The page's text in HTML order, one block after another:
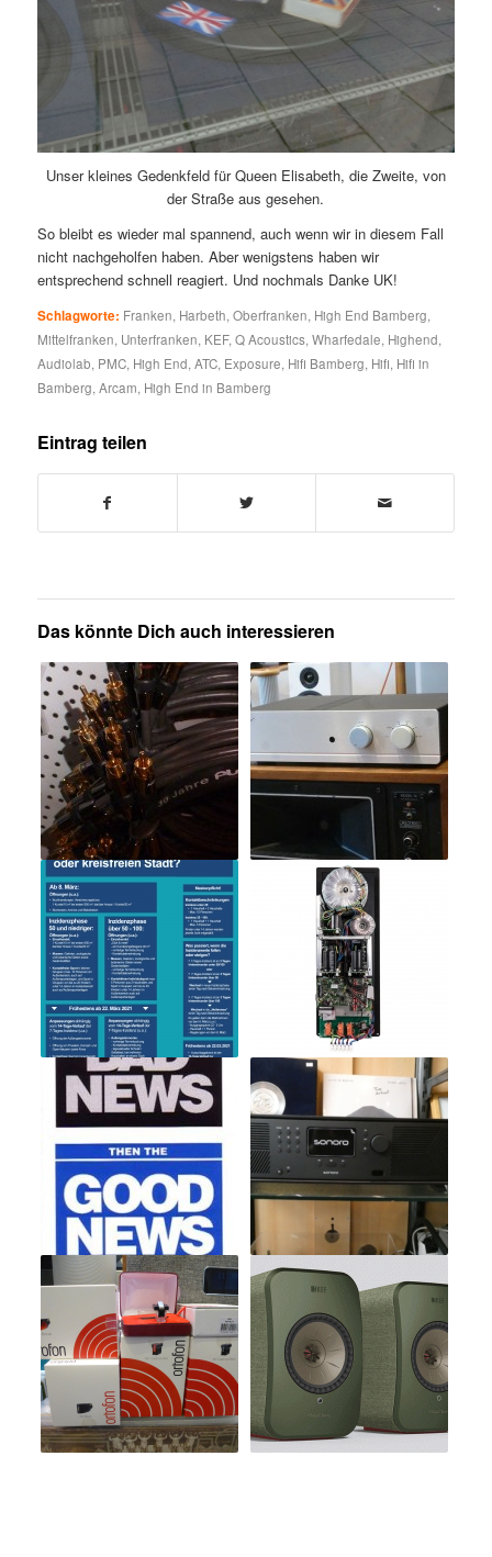
Unser kleines Gedenkfeld für Queen Elisabeth, die Zweite, von
der Straße aus gesehen.
So bleibt es wieder mal spannend, auch wenn wir in diesem Fall
nicht nachgeholfen haben. Aber wenigstens haben wir
entsprechend schnell reagiert. Und nochmals Danke UK!
Schlagworte: Franken, Harbeth, Oberfranken, High End Bamberg,
Mittelfranken, Unterfranken, KEF, Q Acoustics, Wharfedale, Highend,
Audiolab, PMC, High End, ATC, Exposure, Hifi Bamberg, Hifi, Hifi in
Bamberg, Arcam, High End in Bamberg
Eintrag teilen
Das könnte Dich auch interessieren